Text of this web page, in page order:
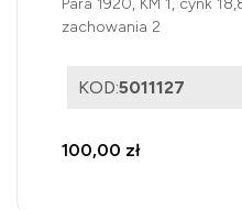
Para 1920, KM 1, cynk
zachowania 2
KOD:5011127
100,00 zł